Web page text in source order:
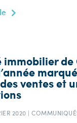
de
ventes et
2020 |